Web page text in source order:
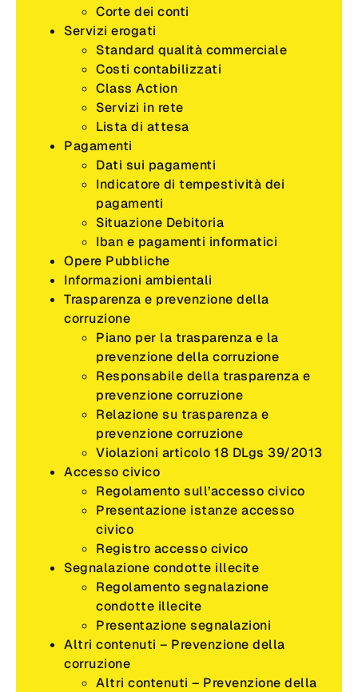
Corte dei conti
Servizi erogati
Standard qualità commerciale
Costi contabilizzati
Class Action
Servizi in rete
Lista di attesa
Pagamenti
Dati sui pagamenti
Indicatore di tempestività dei
pagamenti
Situazione Debitoria
Iban e pagamenti informatici
Opere Pubbliche
Informazioni ambientali
Trasparenza e prevenzione della
corruzione
Piano per la trasparenza e la
prevenzione della corruzione
Responsabile della trasparenza e
prevenzione corruzione
Relazione su trasparenza e
prevenzione corruzione
Violazioni articolo 18 DLgs 39/2013
Accesso civico
Regolamento sull’accesso civico
Presentazione istanze accesso
civico
Registro accesso civico
Segnalazione condotte illecite
Regolamento segnalazione
condotte illecite
Presentazione segnalazioni
Altri contenuti – Prevenzione della
corruzione
Altri contenuti – Prevenzione della